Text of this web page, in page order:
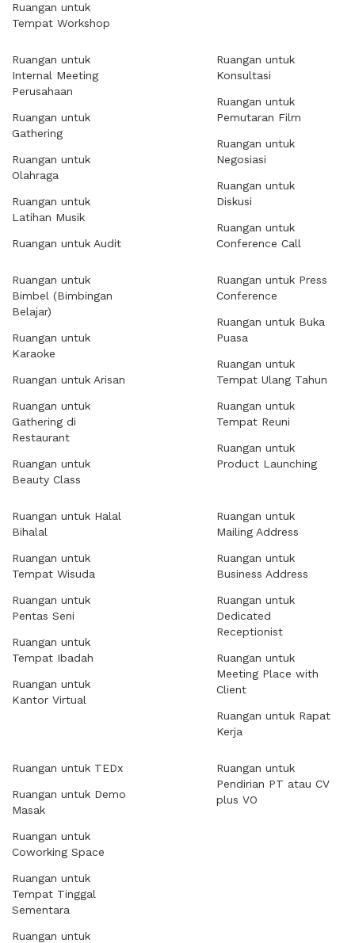
Ruangan untuk
Tempat Workshop
Ruangan untuk
Internal Meeting
Perusahaan
Ruangan untuk
Gathering
Ruangan untuk
Olahraga
Ruangan untuk
Latihan Musik
Ruangan untuk Audit
Ruangan untuk
Konsultasi
Ruangan untuk
Pemutaran Film
Ruangan untuk
Negosiasi
Ruangan untuk
Diskusi
Ruangan untuk
Conference Call
Ruangan untuk
Bimbel (Bimbingan
Belajar)
Ruangan untuk
Karaoke
Ruangan untuk Arisan
Ruangan untuk
Gathering di
Restaurant
Ruangan untuk
Beauty Class
Ruangan untuk Press
Conference
Ruangan untuk Buka
Puasa
Ruangan untuk
Tempat Ulang Tahun
Ruangan untuk
Tempat Reuni
Ruangan untuk
Product Launching
Ruangan untuk Halal
Bihalal
Ruangan untuk
Tempat Wisuda
Ruangan untuk
Pentas Seni
Ruangan untuk
Tempat Ibadah
Ruangan untuk
Kantor Virtual
Ruangan untuk
Mailing Address
Ruangan untuk
Business Address
Ruangan untuk
Dedicated
Receptionist
Ruangan untuk
Meeting Place with
Client
Ruangan untuk Rapat
Kerja
Ruangan untuk TEDx
Ruangan untuk Demo
Masak
Ruangan untuk
Coworking Space
Ruangan untuk
Tempat Tinggal
Sementara
Ruangan untuk
Ruangan untuk
Pendirian PT atau CV
plus VO